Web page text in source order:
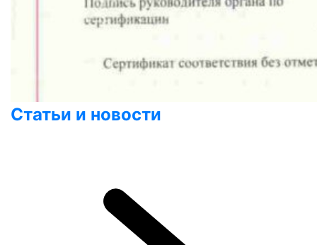
Статьи и новости